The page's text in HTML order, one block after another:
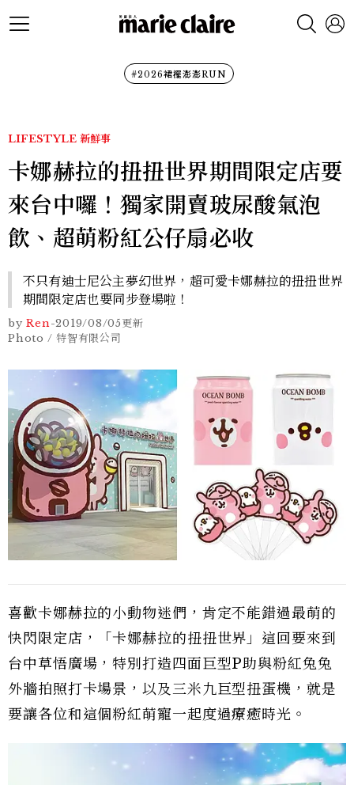
#2026裙襬澎澎RUN
LIFESTYLE 新鮮事
卡娜赫拉的扭扭世界期間限定店要
來台中囉！獨家開賣玻尿酸氣泡
飲、超萌粉紅公仔扇必收
不只有迪士尼公主夢幻世界，超可愛卡娜赫拉的扭扭世界
期間限定店也要同步登場啦！
by Ren-2019/08/05更新
Photo / 特智有限公司
喜歡卡娜赫拉的小動物迷們，肯定不能錯過最萌的
快閃限定店，「卡娜赫拉的扭扭世界」這回要來到
台中草悟廣場，特別打造四面巨型P助與粉紅兔兔
外牆拍照打卡場景，以及三米九巨型扭蛋機，就是
要讓各位和這個粉紅萌寵一起度過療癒時光。